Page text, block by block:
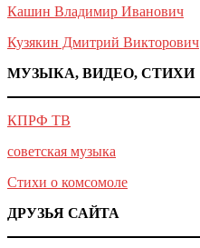
Кашин Владимир Иванович
Кузякин Дмитрий Викторович
МУЗЫКА, ВИДЕО, СТИХИ
КПРФ ТВ
советская музыка
Стихи о комсомоле
ДРУЗЬЯ САЙТА